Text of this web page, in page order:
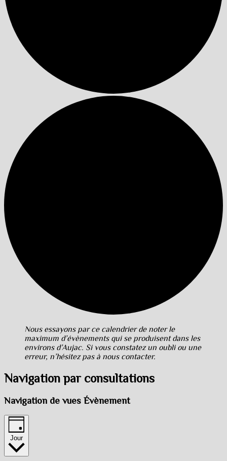
Nous essayons par ce calendrier de noter le
maximum d’évènements qui se produisent dans les
environs d’Aujac. Si vous constatez un oubli ou une
erreur, n’hésitez pas à nous contacter.
Navigation par consultations
Navigation de vues Évènement
Jour